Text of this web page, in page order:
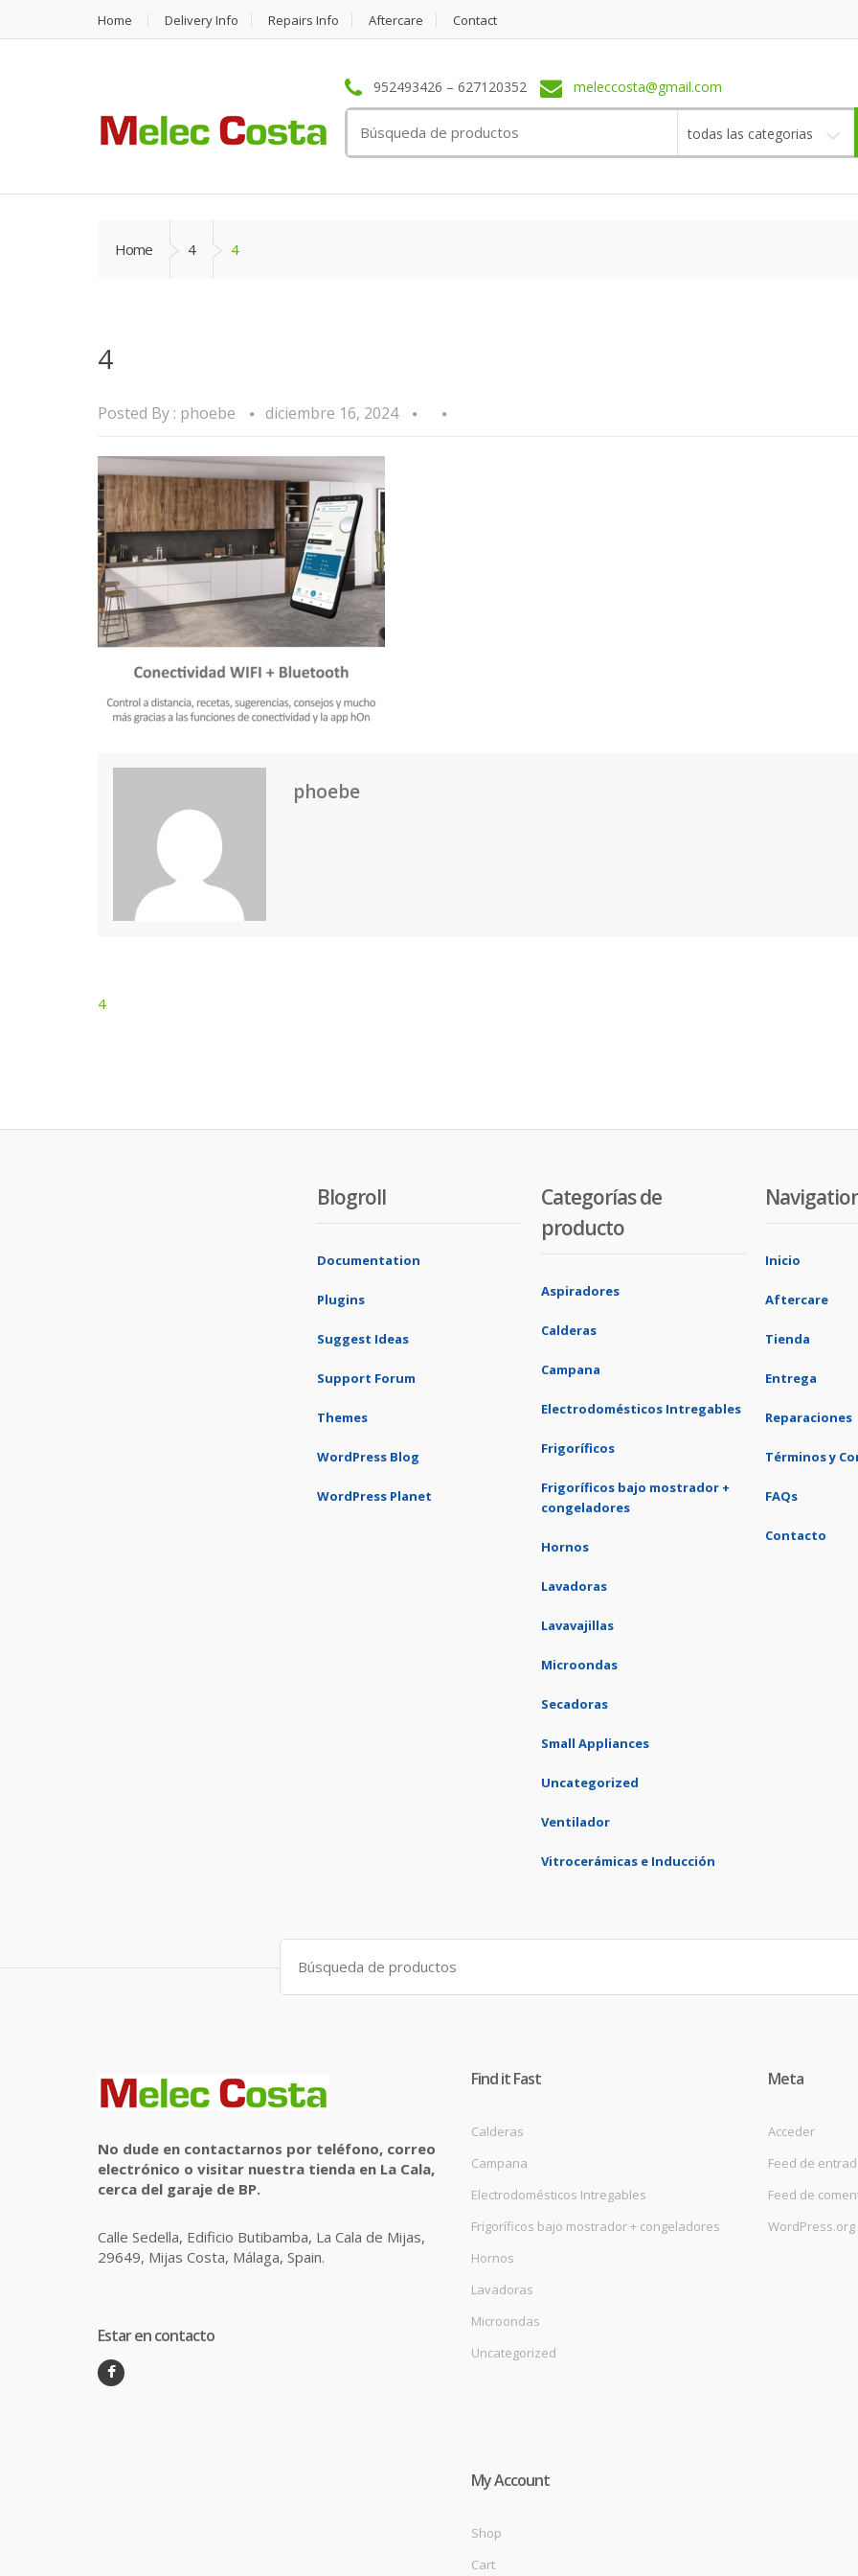
Home Delivery Info Repairs Info Aftercare Contact
952493426 – 627120352 meleccosta@gmail.com
for:
todas las categorias
Home 4 4
4
Posted By : phoebe diciembre 16, 2024
phoebe
Post
4
Blogroll
Documentation
Plugins
Suggest Ideas
Support Forum
Themes
WordPress Blog
WordPress Planet
Categorías de
producto
Aspiradores
Calderas
Campana
Electrodomésticos Intregables
Frigoríficos
Frigoríficos bajo mostrador +
congeladores
Hornos
Lavadoras
Lavavajillas
Microondas
Secadoras
Small Appliances
Uncategorized
Ventilador
Vitrocerámicas e Inducción
Inicio
Aftercare
Tienda
Entrega
Reparaciones
Términos y
FAQs
Contacto
Search
for:
No dude en contactarnos por teléfono, correo
electrónico o visitar nuestra tienda en La Cala,
cerca del garaje de BP.
Calle Sedella, Edificio Butibamba, La Cala de Mijas,
29649, Mijas Costa, Málaga, Spain.
Estar en contacto
Find it Fast
Calderas
Campana
Electrodomésticos Intregables
Frigoríficos bajo mostrador + congeladores
Hornos
Lavadoras
Microondas
Uncategorized
Meta
Acceder
Feed de
Feed de
WordPress.org
My Account
Shop
Cart